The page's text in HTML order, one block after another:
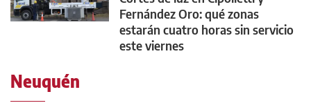
Fernández Oro: qué zonas
estarán cuatro horas sin servicio
este viernes
Neuquén